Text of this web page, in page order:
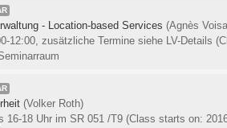
- Location-based Services (Agnès
12:00, zusätzliche Termine siehe LV-Details
(Volker Roth)
16-18 Uhr im SR 051 /T9 (Class starts on: